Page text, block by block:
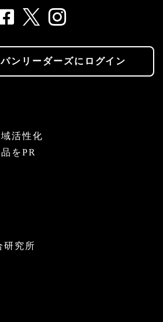
ンリーダーズにログイン
活性化
をPR
研究所